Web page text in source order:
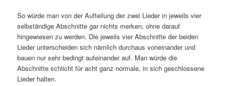
So würde man von der Aufteilung der zwei Lieder in jeweils vier
selbständige Abschnitte gar nichts merken, ohne darauf
hingewiesen zu werden. Die jeweils vier Abschnitte der beiden
Lieder unterscheiden sich nämlich durchaus voneinander und
bauen nur sehr bedingt aufeinander auf. Man würde die
Abschnitte schlicht für acht ganz normale, in sich geschlossene
Lieder halten.